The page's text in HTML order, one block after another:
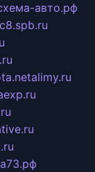
авто.рф
alimy.ru